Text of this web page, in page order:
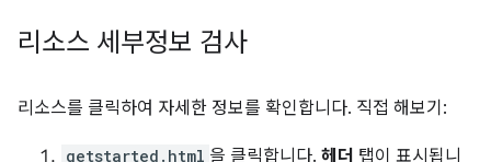
리소스 세부정보 검사
리소스를 클릭하여 자세한 정보를 확인합니다. 직접 해보기:
getstarted.html 을 클릭합니다. 헤더 탭이 표시됩니